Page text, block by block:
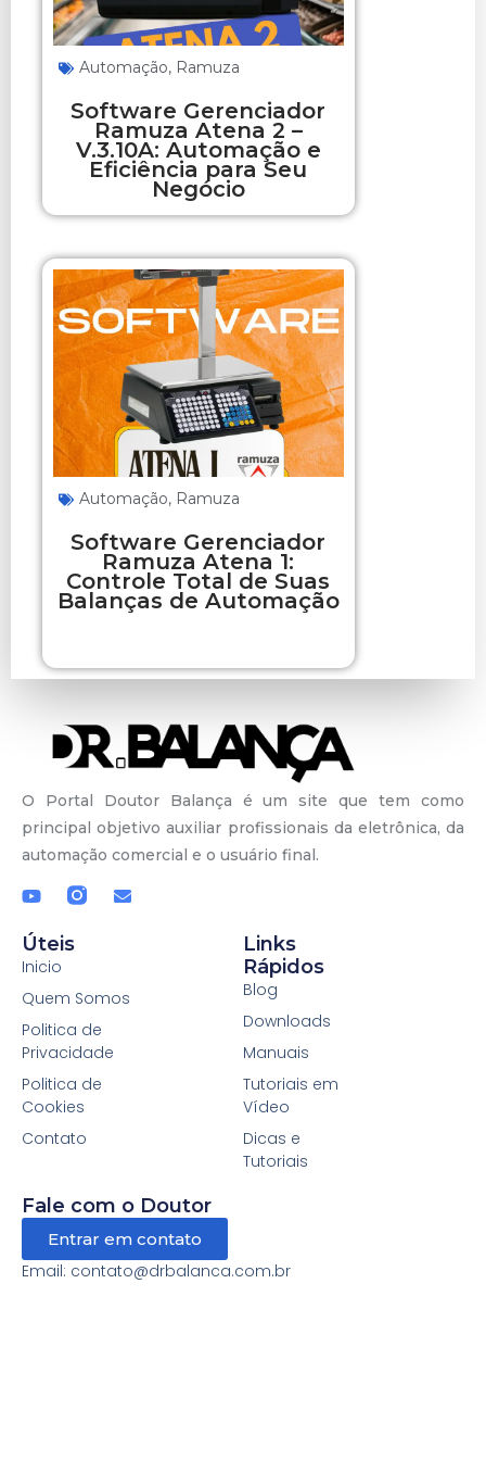
Automação, Ramuza
Software Gerenciador
Ramuza Atena 2 –
V.3.10A: Automação e
Eficiência para Seu
Negócio
Automação, Ramuza
Software Gerenciador
Ramuza Atena 1:
Controle Total de Suas
Balanças de Automação
O Portal Doutor Balança é um site que tem como
principal objetivo auxiliar profissionais da eletrônica, da
automação comercial e o usuário final.
Úteis
Inicio
Quem Somos
Politica de
Privacidade
Politica de
Cookies
Contato
Links
Rápidos
Blog
Downloads
Manuais
Tutoriais em
Vídeo
Dicas e
Tutoriais
Fale com o Doutor
Entrar em contato
Email: contato@drbalanca.com.br